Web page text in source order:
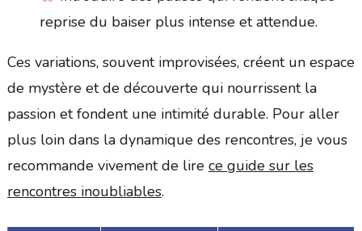
reprise du baiser plus intense et attendue.
Ces variations, souvent improvisées, créent un espace
de mystère et de découverte qui nourrissent la
passion et fondent une intimité durable. Pour aller
plus loin dans la dynamique des rencontres, je vous
recommande vivement de lire ce guide sur les
rencontres inoubliables.